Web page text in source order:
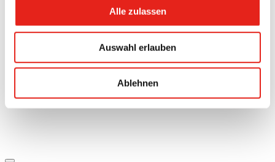
Alle zulassen
Auswahl erlauben
Ablehnen